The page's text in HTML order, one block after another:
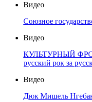
Видео
Союзное
Видео
КУЛЬТУРНЫЙ
русский рок за
Видео
Дюк Мишель